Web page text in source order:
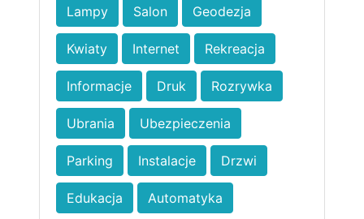
Lampy Salon Geodezja
Kwiaty Internet Rekreacja
Informacje Druk Rozrywka
Ubrania Ubezpieczenia
Parking Instalacje Drzwi
Edukacja Automatyka